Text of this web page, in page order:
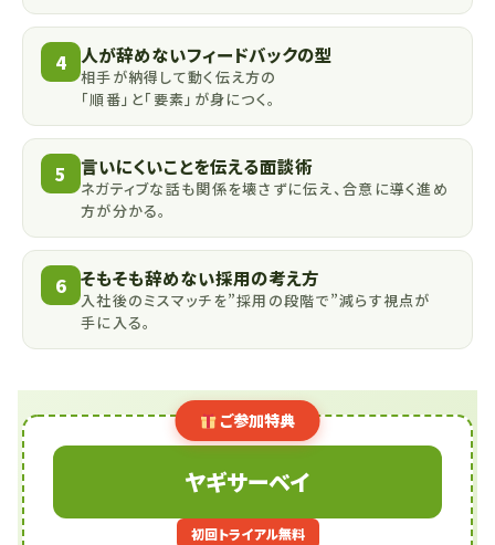
4 人が辞めないフィードバックの型
相手が納得して動く伝え方の
「順番」と「要素」が身につく。
5 言いにくいことを伝える面談術
ネガティブな話も関係を壊さずに伝え、合意に導く進め
方が分かる。
6 そもそも辞めない採用の考え方
入社後のミスマッチを”採用の段階で”減らす視点が
手に入る。
ご参加特典
ヤギサーベイ
初回トライアル無料